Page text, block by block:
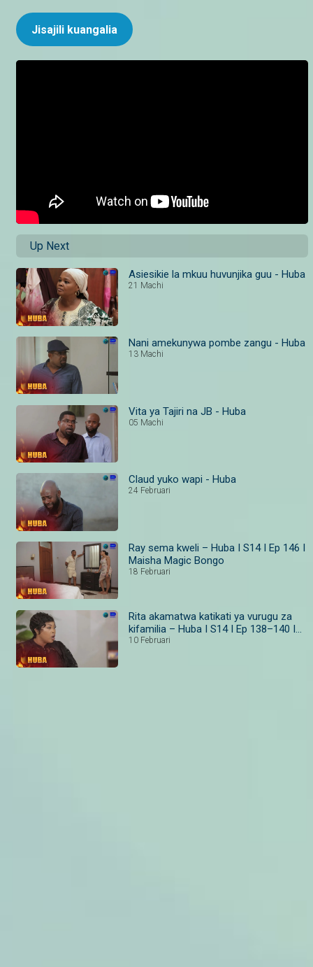
Jisajili kuangalia
Up Next
Asiesikie la mkuu huvunjika guu - Huba
21 Machi
Nani amekunywa pombe zangu - Huba
13 Machi
Vita ya Tajiri na JB - Huba
05 Machi
Claud yuko wapi - Huba
24 Februari
Ray sema kweli – Huba I S14 I Ep 146 I
Maisha Magic Bongo
18 Februari
Rita akamatwa katikati ya vurugu za
kifamilia – Huba I S14 I Ep 138–140 I
Maisha Magic
10 Februari